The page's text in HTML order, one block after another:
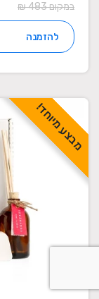
במקום 483 ₪
להזמנה
מבצע מיוחד!